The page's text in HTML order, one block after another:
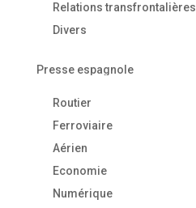
Relations transfrontalières
Divers
Presse espagnole
Routier
Ferroviaire
Aérien
Economie
Numérique